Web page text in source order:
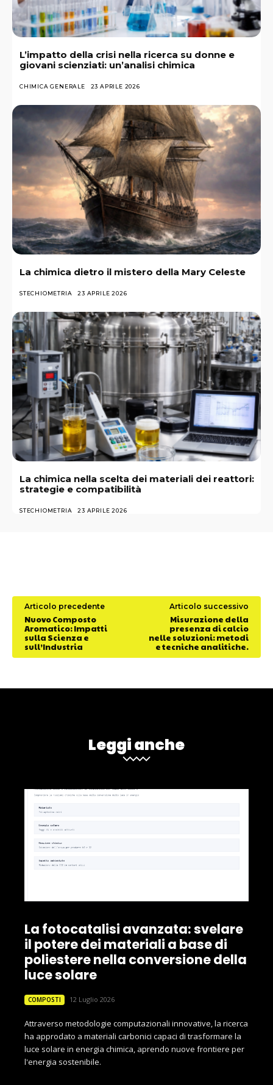
L’impatto della crisi nella ricerca su donne e
giovani scienziati: un’analisi chimica
CHIMICA GENERALE 23 APRILE 2026
La chimica dietro il mistero della Mary Celeste
STECHIOMETRIA 23 APRILE 2026
La chimica nella scelta dei materiali dei reattori:
strategie e compatibilità
STECHIOMETRIA 23 APRILE 2026
Articolo precedente
Nuovo Composto
Aromatico: Impatti
sulla Scienza e
sull’Industria
Articolo successivo
Misurazione della
presenza di calcio
nelle soluzioni: metodi
e tecniche analitiche.
Leggi anche
La fotocatalisi avanzata: svelare
il potere dei materiali a base di
poliestere nella conversione della
luce solare
COMPOSTI 12 Luglio 2026
Attraverso metodologie computazionali innovative, la ricerca
ha approdato a materiali carbonici capaci di trasformare la
luce solare in energia chimica, aprendo nuove frontiere per
l'energia sostenibile.